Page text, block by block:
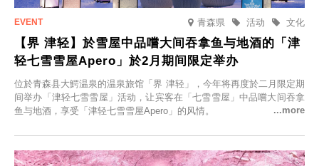
青森県 文化
活动
【界 津轻】於雪屋中品嚐大间吞拿鱼与地酒的「津
轻七雪雪屋Apero」於2月期间限定举办
位於青森县大鰐温泉的温泉旅馆「界 津轻」，今年将再度於二月限定期
间举办「津轻七雪雪屋」活动，让宾客在「七雪雪屋」中品嚐大间吞拿
鱼与地酒，享受「津轻七雪雪屋Apero」的风情。